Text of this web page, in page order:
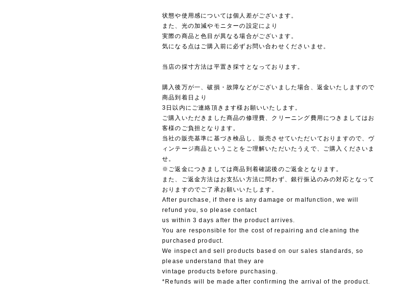
状態や使用感については個人差がございます。
また、光の加減やモニターの設定により
実際の商品と色目が異なる場合がございます。
気になる点はご購入前に必ずお問い合わせくださいませ。
当店の採寸方法は平置き採寸となっております。
購入後万が一、破損・故障などがございました場合、返金いたしますので
商品到着日より
3日以内にご連絡頂きます様お願いいたします。
ご購入いただきました商品の修理費、クリーニング費用につきましてはお
客様のご負担となります。
当社の販売基準に基づき検品し、販売させていただいておりますので、ヴ
ィンテージ商品ということをご理解いただいたうえで、ご購入くださいま
せ。
※ご返金につきましては商品到着確認後のご返金となります。
また、ご返金方法はお支払い方法に問わず、銀行振込のみの対応となって
おりますのでご了承お願いいたします。
After purchase, if there is any damage or malfunction, we will
refund you, so please contact
us within 3 days after the product arrives.
You are responsible for the cost of repairing and cleaning the
purchased product.
We inspect and sell products based on our sales standards, so
please understand that they are
vintage products before purchasing.
*Refunds will be made after confirming the arrival of the product.